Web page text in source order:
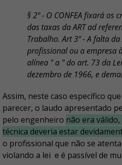
§ 2º - O CONFEA fixará os
das taxas da ART ad
Trabalho. Art 3º - A falta
profissional ou a empresa
alínea " a " do art. 73 da
dezembro de 1966, e
Assim, neste caso específico
parecer, o laudo apresentado
pelo engenheiro não era
técnica deveria estar
o profissional que não se
violando a lei e é passível de